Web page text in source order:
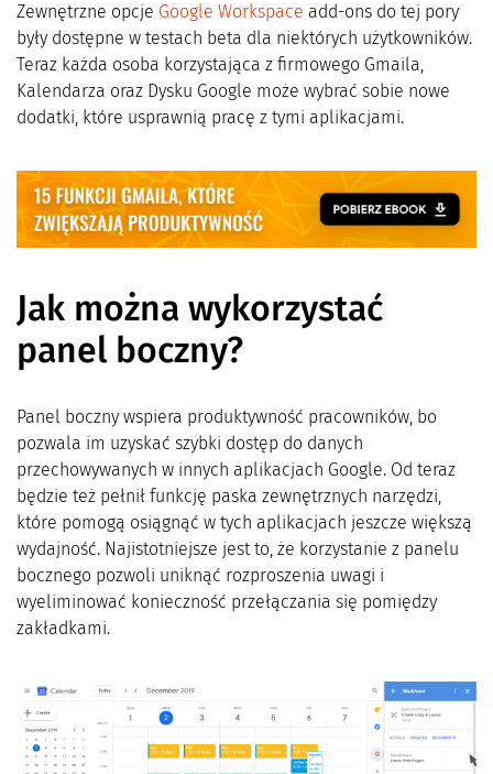
Zewnętrzne opcje Google Workspace add-ons do tej pory
były dostępne w testach beta dla niektórych użytkowników.
Teraz każda osoba korzystająca z firmowego Gmaila,
Kalendarza oraz Dysku Google może wybrać sobie nowe
dodatki, które usprawnią pracę z tymi aplikacjami.
Jak można wykorzystać
panel boczny?
Panel boczny wspiera produktywność pracowników, bo
pozwala im uzyskać szybki dostęp do danych
przechowywanych w innych aplikacjach Google. Od teraz
będzie też pełnił funkcję paska zewnętrznych narzędzi,
które pomogą osiągnąć w tych aplikacjach jeszcze większą
wydajność. Najistotniejsze jest to, że korzystanie z panelu
bocznego pozwoli uniknąć rozproszenia uwagi i
wyeliminować konieczność przełączania się pomiędzy
zakładkami.